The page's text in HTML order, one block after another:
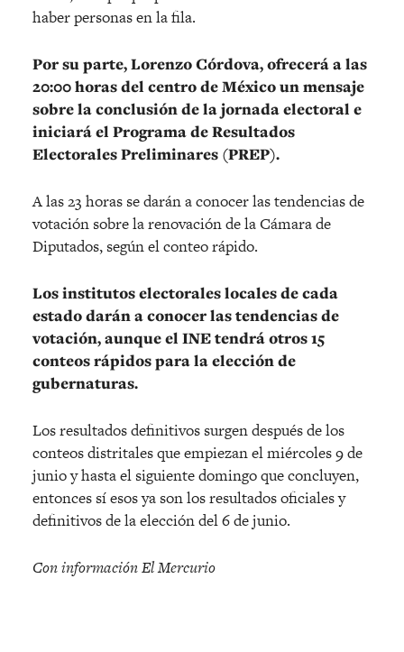
haber personas en la fila.
Por su parte, Lorenzo Córdova, ofrecerá a las
20:00 horas del centro de México un mensaje
sobre la conclusión de la jornada electoral e
iniciará el Programa de Resultados
Electorales Preliminares (PREP).
A las 23 horas se darán a conocer las tendencias de
votación sobre la renovación de la Cámara de
Diputados, según el conteo rápido.
Los institutos electorales locales de cada
estado darán a conocer las tendencias de
votación, aunque el INE tendrá otros 15
conteos rápidos para la elección de
gubernaturas.
Los resultados definitivos surgen después de los
conteos distritales que empiezan el miércoles 9 de
junio y hasta el siguiente domingo que concluyen,
entonces sí esos ya son los resultados oficiales y
definitivos de la elección del 6 de junio.
Con información El Mercurio